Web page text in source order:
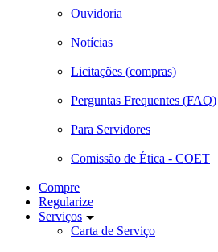
Ouvidoria
Notícias
Licitações (compras)
Perguntas Frequentes (FAQ)
Para Servidores
Comissão de Ética - COET
Compre
Regularize
Serviços
Carta de Serviço